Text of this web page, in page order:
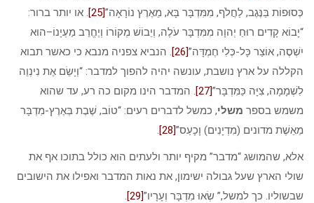
כְּסוּפוֹת בַּנֶּגֶב, לַחֲלֹף, מִמִּדְבָּר בָּא, מֵאֶרֶץ נוֹרָאָה”[25]
. או יותר ברור:
“יָבוֹא קָדִים רוּחַ יְהוָה מִמִּדְבָּר עֹלֶה, וְיֵבוֹשׁ מְקוֹרוֹ וְיֶחֱרַב מַעְיָנוֹ–הוּא
יִשְׁסֶה, אוֹצַר כָּל-כְּלִי חֶמְדָּה”[26]
. הנביא צפניה מנבא כי כאשר תבוא
הקללה על ארץ נושבת, עונשה יהיה להפוך למדבר: “וְיָשֵׂם אֶת נִינְוֵה
לִשְׁמָמָה, צִיָּה כַּמִּדְבָּר”[27]
. המדבר הינו מקום כה רע, עד שהוא
משמש בספר משלי, כמשל לדברים רעים: “טוֹב, שֶׁבֶת בְּאֶרֶץ-מִדְבָּר
מֵאֵשֶׁת מדונים (מִדְיָנִים) וָכָעַס”[28]
.
אלא, שהמושג “מדבר” מקיף יותר ולעתים הוא כולל בתוכו אף את
שולי הארץ שעל גבולה ישימון, את נאות המדבר ואפילו את הישובים
שבשוליו. כך למשל,” שְׂאוּ מִדְבָּר וְעָרָיו”[29]
.